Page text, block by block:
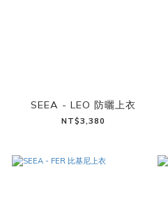
SEEA - LEO 防曬上衣
NT$3,380